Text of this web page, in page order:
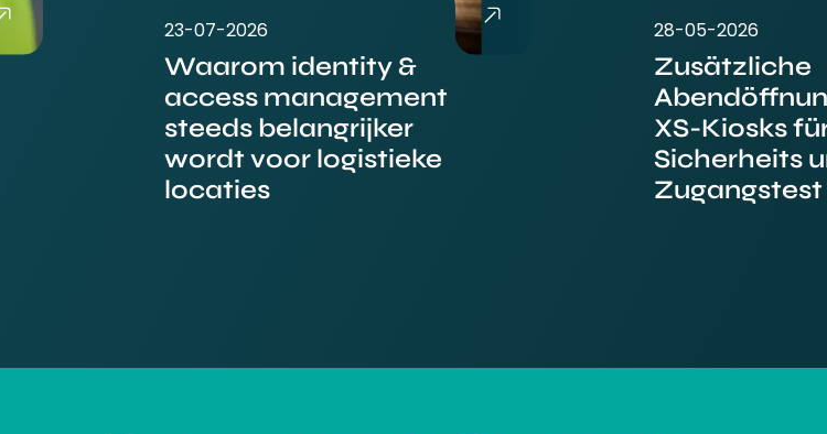
23-07-2026
Waarom identity &
access management
steeds belangrijker
wordt voor logistieke
locaties
28-05-2026
Zusätzliche
XS-Kiosks
Sicherheits
Zugangstest